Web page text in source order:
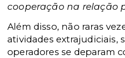
cooperação na relação
Além disso, não raras
atividades extrajudiciais,
operadores se deparam